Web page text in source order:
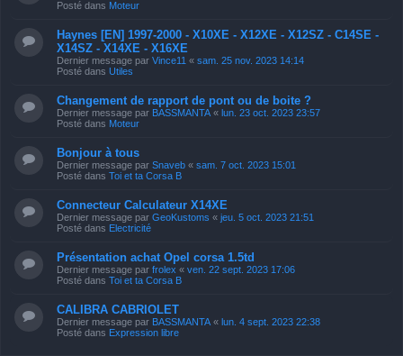
Posté dans Moteur
Haynes [EN] 1997-2000 - X10XE - X12XE - X12SZ - C14SE -
X14SZ - X14XE - X16XE
Dernier message par Vince11 « sam. 25 nov. 2023 14:14
Posté dans Utiles
Changement de rapport de pont ou de boite ?
Dernier message par BASSMANTA « lun. 23 oct. 2023 23:57
Posté dans Moteur
Bonjour à tous
Dernier message par Snaveb « sam. 7 oct. 2023 15:01
Posté dans Toi et ta Corsa B
Connecteur Calculateur X14XE
Dernier message par GeoKustoms « jeu. 5 oct. 2023 21:51
Posté dans Electricité
Présentation achat Opel corsa 1.5td
Dernier message par frolex « ven. 22 sept. 2023 17:06
Posté dans Toi et ta Corsa B
CALIBRA CABRIOLET
Dernier message par BASSMANTA « lun. 4 sept. 2023 22:38
Posté dans Expression libre